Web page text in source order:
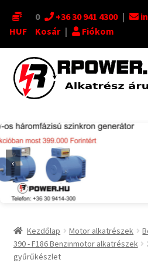
HUF
0 +36 30 941 4300 |
Kosár | Fiókom
Ugrás
a
navigációhoz
Kilépés
a
tartalomba
‹
Kezdőlap Motor alkatrészek
390 - F186 Benzinmotor alkatrészek
gyűrűkészlet